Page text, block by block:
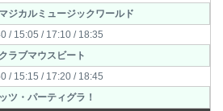
ジカルミュージックワールド
/ 15:05 / 17:10 / 18:35
クラブマウスビート
/ 15:15 / 17:20 / 18:45
ツ・パーティグラ！